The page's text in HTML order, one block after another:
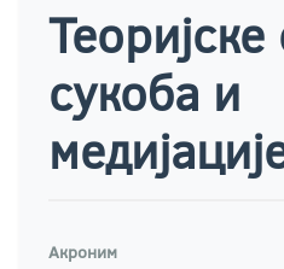
сукоба и
Акроним